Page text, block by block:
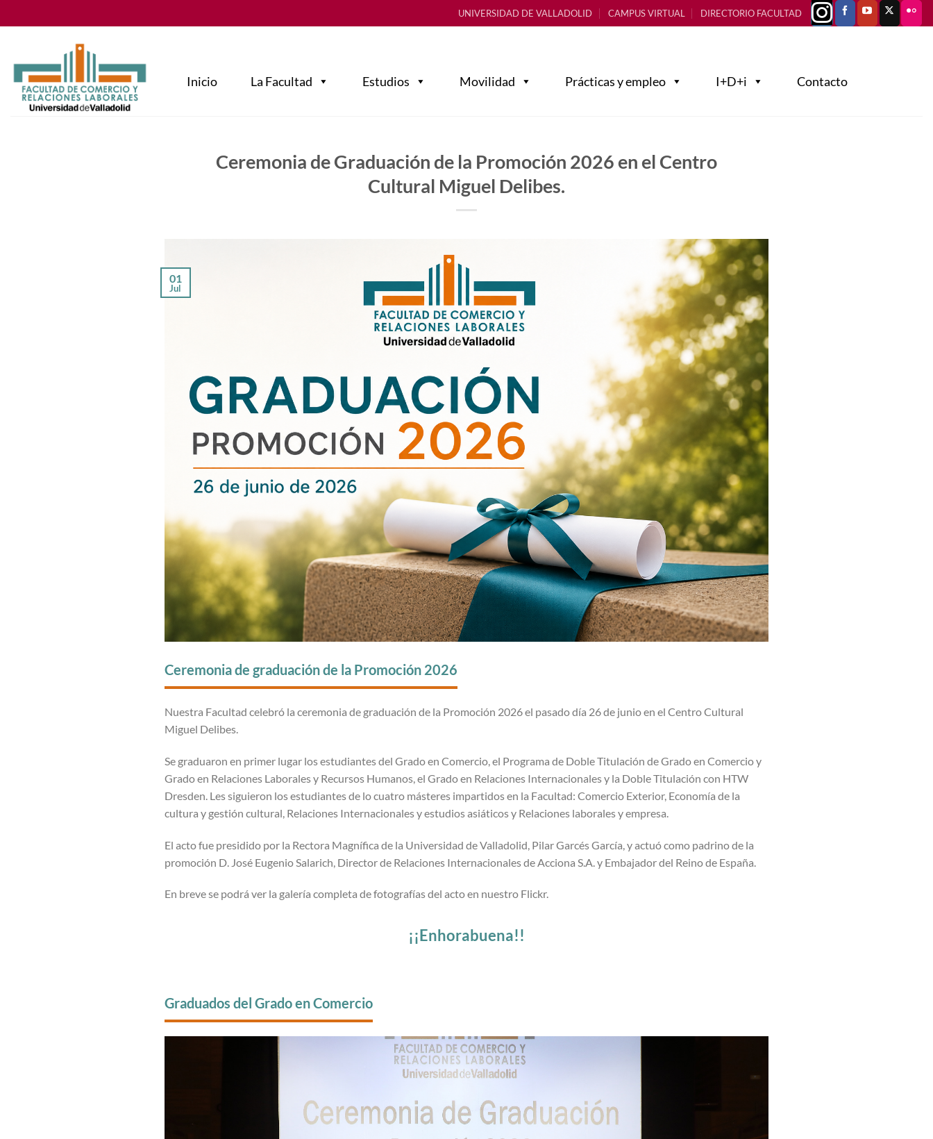
al
UNIVERSIDAD DE VALLADOLID CAMPUS VIRTUAL DIRECTORIO FACULTAD
Inicio La Facultad Estudios Movilidad Prácticas y empleo I+D+i Contacto
Ceremonia de Graduación de la Promoción 2026 en el Centro
Cultural Miguel Delibes.
01
Jul
Ceremonia de graduación de la Promoción 2026
Nuestra Facultad celebró la ceremonia de graduación de la Promoción 2026 el pasado día 26 de junio en el Centro Cultural
Miguel Delibes.
Se graduaron en primer lugar los estudiantes del Grado en Comercio, el Programa de Doble Titulación de Grado en Comercio y
Grado en Relaciones Laborales y Recursos Humanos, el Grado en Relaciones Internacionales y la Doble Titulación con HTW
Dresden. Les siguieron los estudiantes de lo cuatro másteres impartidos en la Facultad: Comercio Exterior, Economía de la
cultura y gestión cultural, Relaciones Internacionales y estudios asiáticos y Relaciones laborales y empresa.
El acto fue presidido por la Rectora Magnífica de la Universidad de Valladolid, Pilar Garcés García, y actuó como padrino de la
promoción D. José Eugenio Salarich, Director de Relaciones Internacionales de Acciona S.A. y Embajador del Reino de España.
En breve se podrá ver la galería completa de fotografías del acto en nuestro Flickr.
¡¡Enhorabuena!!
Graduados del Grado en Comercio